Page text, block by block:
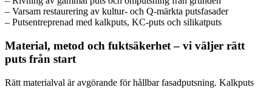
– Varsam restaurering av kultur- och Q-märkta putsfasader
– Putsentreprenad med kalkputs, KC-puts och silikatputs
Material, metod och fuktsäkerhet – vi väljer rätt
puts från start
Rätt materialval är avgörande för hållbar fasadputsning. Kalkputs